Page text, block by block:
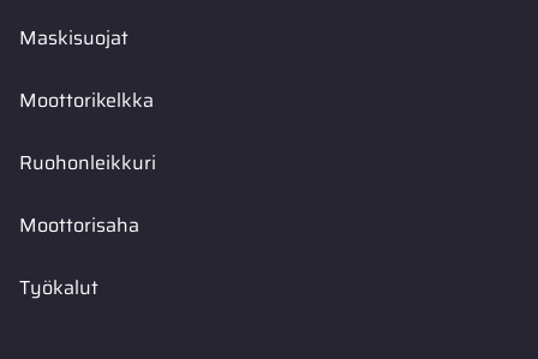
Maskisuojat
Moottorikelkka
Ruohonleikkuri
Moottorisaha
Työkalut